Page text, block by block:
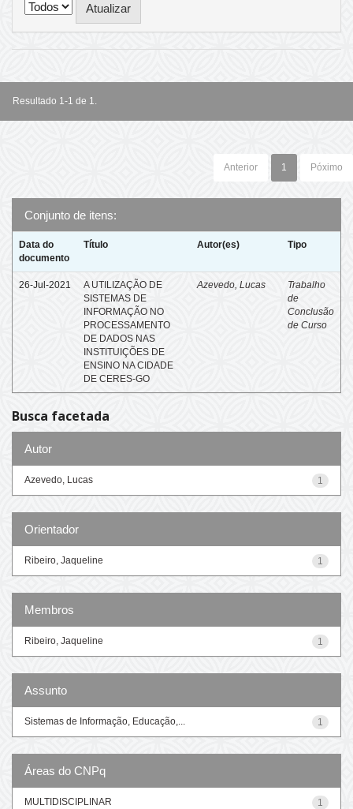
Resultado 1-1 de 1.
Anterior 1 Póximo
Conjunto de itens:
Data do
documento
Título Autor(es) Tipo
26-Jul-2021
A UTILIZAÇÃO DE
SISTEMAS DE
INFORMAÇÃO NO
PROCESSAMENTO
DE DADOS NAS
INSTITUIÇÕES DE
ENSINO NA CIDADE
DE CERES-GO
Azevedo, Lucas
Trabalho
de
Conclusão
de Curso
Busca facetada
Autor
1
Azevedo, Lucas
Orientador
1
Ribeiro, Jaqueline
Membros
1
Ribeiro, Jaqueline
Assunto
1
Sistemas de Informação, Educação,...
Áreas do CNPq
1
MULTIDISCIPLINAR